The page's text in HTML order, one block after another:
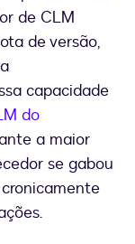
de CLM
de versão,
capacidade
do
a maior
se gabou